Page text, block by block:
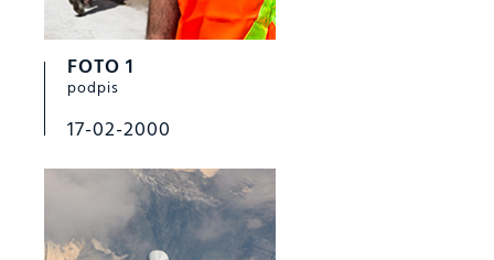
FOTO 1
podpis
17-02-2000